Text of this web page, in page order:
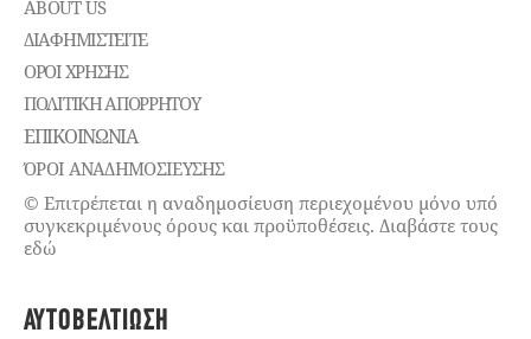
ABOUT US
ΔΙΑΦΗΜΙΣΤΕΊΤΕ
ΌΡΟΙ ΧΡΉΣΗΣ
ΠΟΛΙΤΙΚΉ ΑΠΟΡΡΉΤΟΥ
ΕΠΙΚΟΙΝΩΝΊΑ
ΌΡΟΙ ΑΝΑΔΗΜΟΣΙΕΥΣΗΣ
© Επιτρέπεται η αναδημοσίευση περιεχομένου μόνο υπό
συγκεκριμένους όρους και προϋποθέσεις. Διαβάστε τους
εδώ
ΑΥΤΟΒΕΛΤΊΩΣΗ